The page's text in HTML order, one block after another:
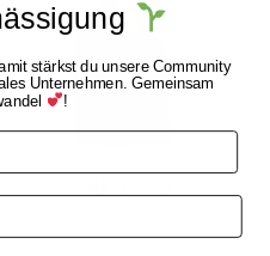
stärkst du unsere Community
Unternehmen. Gemeinsam
!